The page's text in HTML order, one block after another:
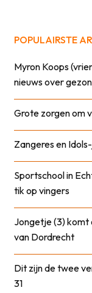
POPULAIRSTE
Myron Koops
nieuws over
Grote zorgen om
Zangeres en
Sportschool in
tik op vingers
Jongetje (3) komt
van Dordrecht
Dit zijn de twee
31